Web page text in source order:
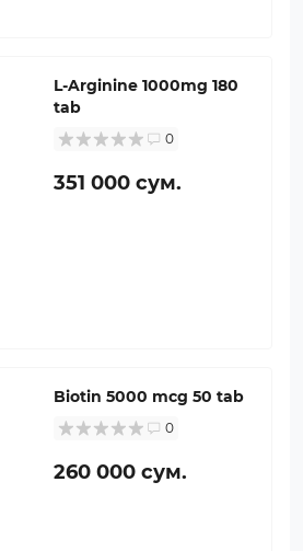
L-Arginine 1000mg 180
tab
0
351 000 сум.
Biotin 5000 mcg 50 tab
0
260 000 сум.